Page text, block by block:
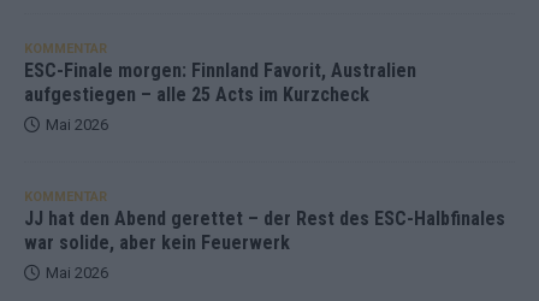
KOMMENTAR
ESC-Finale morgen: Finnland Favorit, Australien
aufgestiegen – alle 25 Acts im Kurzcheck
Mai 2026
KOMMENTAR
JJ hat den Abend gerettet – der Rest des ESC-Halbfinales
war solide, aber kein Feuerwerk
Mai 2026